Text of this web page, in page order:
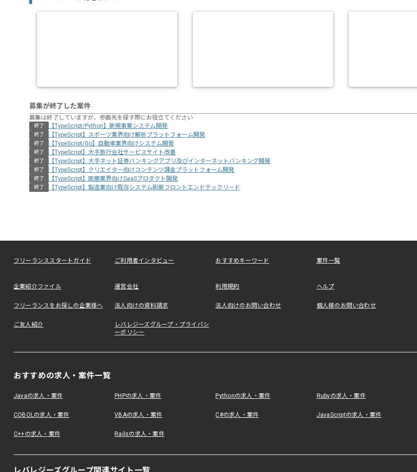
募集が終了した案件
募集は終了していますが、参画先を探す際にお役立てください
終了 【TypeScript/Python】新規事業システム開発
終了 【TypeScript】スポーツ業界向け解析プラットフォーム開発
終了 【TypeScript/Go】自動車業界向けシステム開発
終了 【TypeScript】大手旅行会社サービスサイト改善
終了 【TypeScript】大手ネット証券バンキングアプリ及びインターネットバンキング開発
終了 【TypeScript】クリエイター向けコンテンツ課金プラットフォーム開発
終了 【TypeScript】医療業界向けSaaSプロダクト開発
終了 【TypeScript】製造業向け既存システム刷新フロントエンドテックリード
フリーランススタートガイド ご利用者インタビュー おすすめキーワード 案件一覧
企業紹介ファイル 運営会社 利用規約 ヘルプ
フリーランスをお探しの企業様へ 法人向けの資料請求 法人向けのお問い合わせ 個人様のお問い合わせ
ご友人紹介
レバレジーズグループ・プライバシ
ーポリシー
おすすめの求人・案件一覧
Javaの求人・案件 PHPの求人・案件 Pythonの求人・案件 Rubyの求人・案件
COBOLの求人・案件 VBAの求人・案件 C#の求人・案件 JavaScriptの求人・案件
C++の求人・案件 Railsの求人・案件